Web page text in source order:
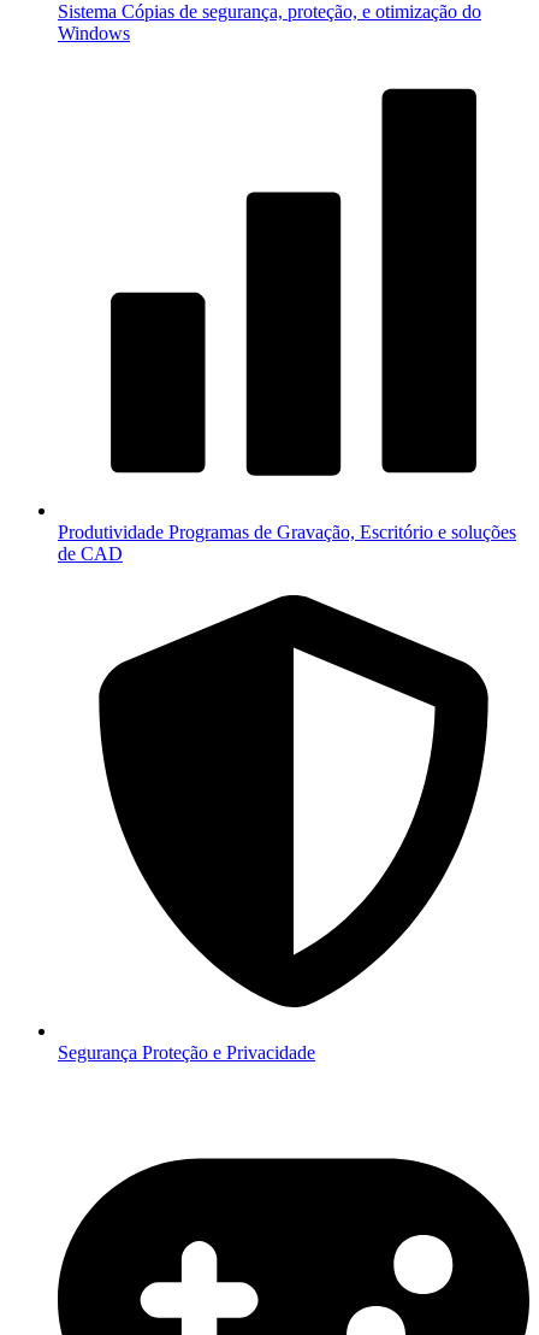
Sistema Cópias de segurança, proteção, e otimização do
Windows
Produtividade Programas de Gravação, Escritório e soluções
de CAD
Segurança Proteção e Privacidade